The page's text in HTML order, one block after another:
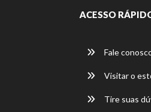
ACESSO
Fale
Visitar o
Tire suas